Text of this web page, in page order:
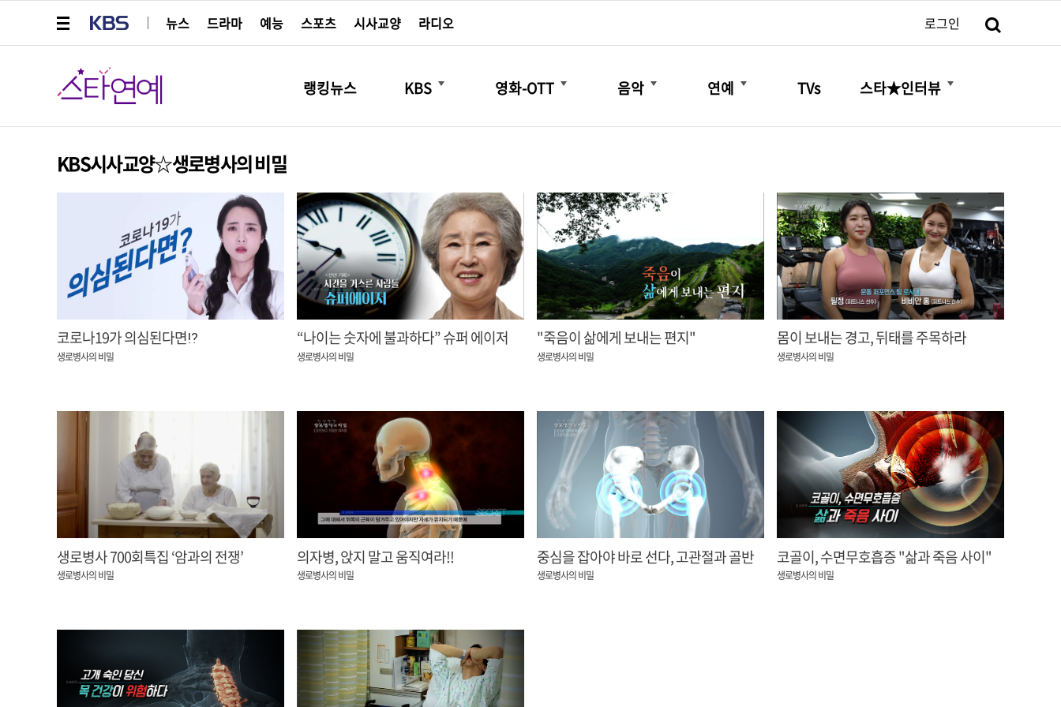
뉴스
드라마 예능 스포츠 시사교양 라디오 로그인
스타연예
랭킹뉴스 KBS
더보기
영화-OTT
더보기
음악
더보기
연예
더보기
TVs 스타★인터뷰
더보기
KBS시사교양☆생로병사의 비밀
코로나19가 의심된다면⁉
생로병사의 비밀
“나이는 숫자에 불과하다” 슈퍼 에이저
생로병사의 비밀
"죽음이 삶에게 보내는 편지"
생로병사의 비밀
몸이 보내는 경고, 뒤태를 주목하라
생로병사의 비밀
생로병사 700회특집 ‘암과의 전쟁’
생로병사의 비밀
의자병, 앉지 말고 움직여라!!
생로병사의 비밀
중심을 잡아야 바로 선다, 고관절과 골반
생로병사의 비밀
코골이, 수면무호흡증 "삶과 죽음 사이"
생로병사의 비밀